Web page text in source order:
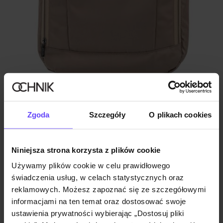
Zgoda Szczegóły O plikach cookies
Niniejsza strona korzysta z plików cookie
Używamy plików cookie w celu prawidłowego
świadczenia usług, w celach statystycznych oraz
reklamowych. Możesz zapoznać się ze szczegółowymi
informacjami na ten temat oraz dostosować swoje
ustawienia prywatności wybierając „Dostosuj pliki
Ciemnobeżowy plecak do samolotu
5.0 (109)